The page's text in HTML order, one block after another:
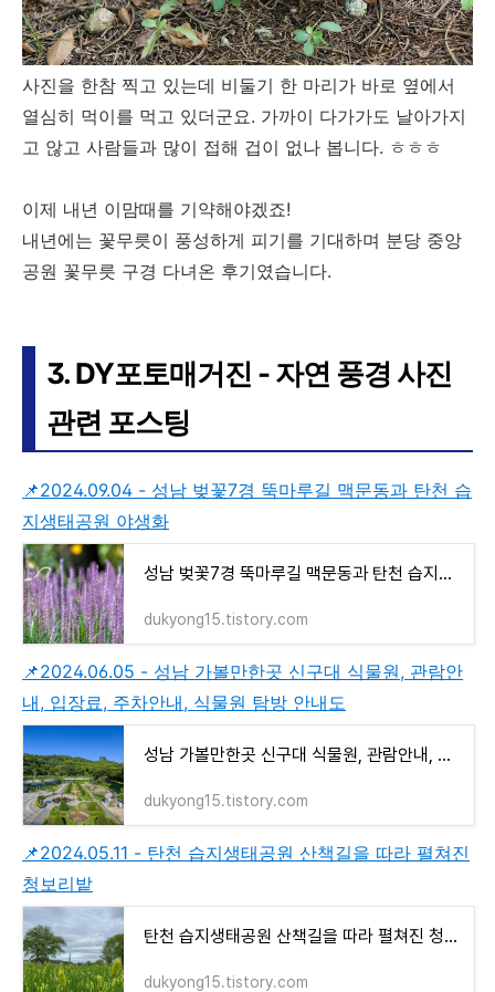
사진을 한참 찍고 있는데 비둘기 한 마리가 바로 옆에서
열심히 먹이를 먹고 있더군요. 가까이 다가가도 날아가지
고 않고 사람들과 많이 접해 겁이 없나 봅니다. ㅎㅎㅎ
이제 내년 이맘때를 기약해야겠죠!
내년에는 꽃무릇이 풍성하게 피기를 기대하며 분당 중앙
공원 꽃무릇 구경 다녀온 후기였습니다.
3. DY포토매거진 - 자연 풍경 사진
관련 포스팅
📌2024.09.04 - 성남 벚꽃7경 뚝마루길 맥문동과 탄천 습
지생태공원 야생화
성남 벚꽃7경 뚝마루길 맥문동과 탄천 습지생태공원 야생화
dukyong15.tistory.com
📌2024.06.05 - 성남 가볼만한곳 신구대 식물원, 관람안
내, 입장료, 주차안내, 식물원 탐방 안내도
성남 가볼만한곳 신구대 식물원, 관람안내, 입장료, 주차안내, 식물원 탐방 안내도
dukyong15.tistory.com
📌2024.05.11 - 탄천 습지생태공원 산책길을 따라 펼쳐진
청보리밭
탄천 습지생태공원 산책길을 따라 펼쳐진 청보리밭
dukyong15.tistory.com